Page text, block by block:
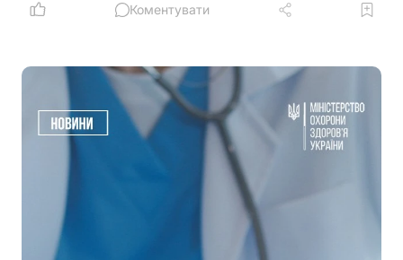
Коментувати